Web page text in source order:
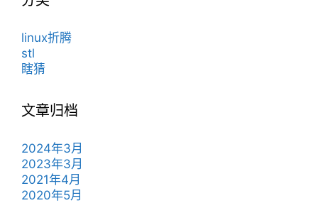
linux折腾
stl
瞎猜
文章归档
2024年3月
2023年3月
2021年4月
2020年5月